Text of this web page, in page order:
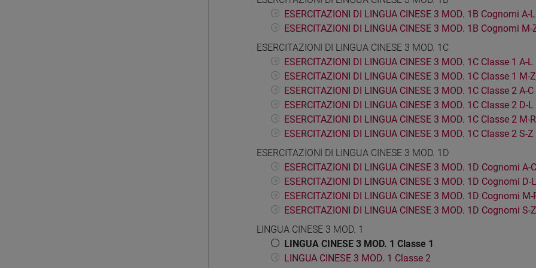
ESERCITAZIONI DI LINGUA CINESE 3 MOD. 1B Cognomi A-L
ESERCITAZIONI DI LINGUA CINESE 3 MOD. 1B Cognomi M-
ESERCITAZIONI DI LINGUA CINESE 3 MOD. 1C
ESERCITAZIONI DI LINGUA CINESE 3 MOD. 1C Classe 1 A-L
ESERCITAZIONI DI LINGUA CINESE 3 MOD. 1C Classe 1 M-Z
ESERCITAZIONI DI LINGUA CINESE 3 MOD. 1C Classe 2 A-C
ESERCITAZIONI DI LINGUA CINESE 3 MOD. 1C Classe 2 D-L
ESERCITAZIONI DI LINGUA CINESE 3 MOD. 1C Classe 2 M-R
ESERCITAZIONI DI LINGUA CINESE 3 MOD. 1C Classe 2 S-Z
ESERCITAZIONI DI LINGUA CINESE 3 MOD. 1D
ESERCITAZIONI DI LINGUA CINESE 3 MOD. 1D Cognomi A-C
ESERCITAZIONI DI LINGUA CINESE 3 MOD. 1D Cognomi D-L
ESERCITAZIONI DI LINGUA CINESE 3 MOD. 1D Cognomi M-
ESERCITAZIONI DI LINGUA CINESE 3 MOD. 1D Cognomi S-Z
LINGUA CINESE 3 MOD. 1
LINGUA CINESE 3 MOD. 1 Classe 1
LINGUA CINESE 3 MOD. 1 Classe 2